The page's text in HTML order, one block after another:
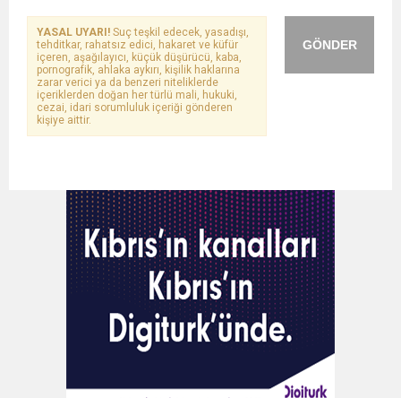
GÖNDER
YASAL UYARI! Suç teşkil edecek, yasadışı,
tehditkar, rahatsız edici, hakaret ve küfür
içeren, aşağılayıcı, küçük düşürücü, kaba,
pornografik, ahlaka aykırı, kişilik haklarına
zarar verici ya da benzeri niteliklerde
içeriklerden doğan her türlü mali, hukuki,
cezai, idari sorumluluk içeriği gönderen
kişiye aittir.